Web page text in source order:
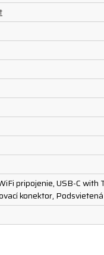
pripojenie, USB-C
konektor,